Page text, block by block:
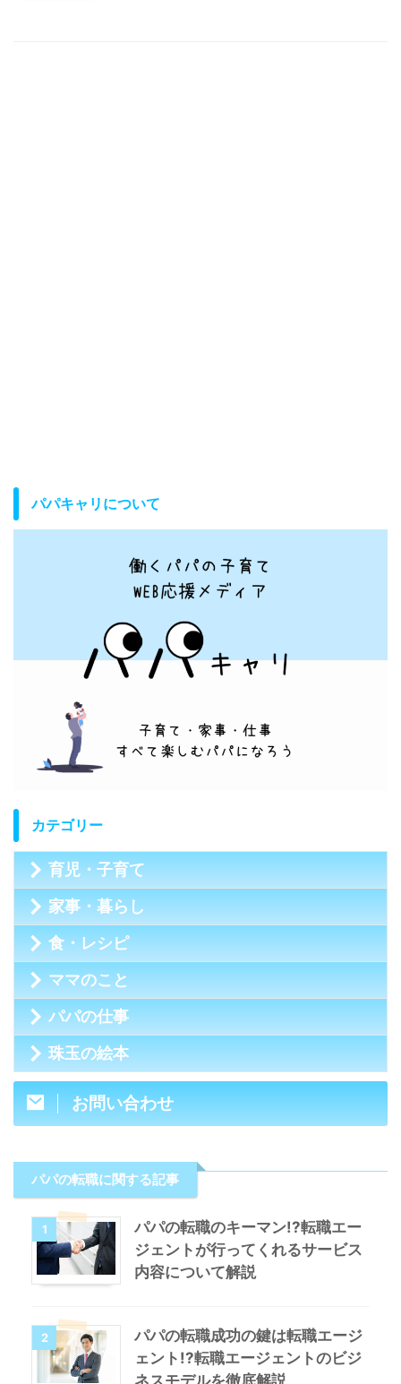
パパキャリについて
カテゴリー
育児・子育て
家事・暮らし
食・レシピ
ママのこと
パパの仕事
珠玉の絵本
お問い合わせ
パパの転職に関する記事
1
パパの転職のキーマン!?転職エー
ジェントが行ってくれるサービス
内容について解説
2
パパの転職成功の鍵は転職エージ
ェント!?転職エージェントのビジ